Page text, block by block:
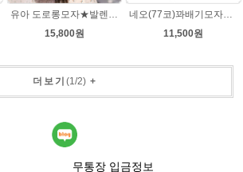
15,800원
11,500원
더보기 (1 /2)+
무통장 입금정보